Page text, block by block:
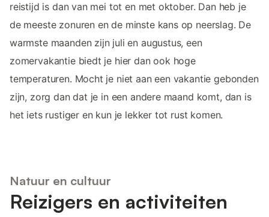
reistijd is dan van mei tot en met oktober. Dan heb je
de meeste zonuren en de minste kans op neerslag. De
warmste maanden zijn juli en augustus, een
zomervakantie biedt je hier dan ook hoge
temperaturen. Mocht je niet aan een vakantie gebonden
zijn, zorg dan dat je in een andere maand komt, dan is
het iets rustiger en kun je lekker tot rust komen.
Natuur en cultuur
Reizigers en activiteiten